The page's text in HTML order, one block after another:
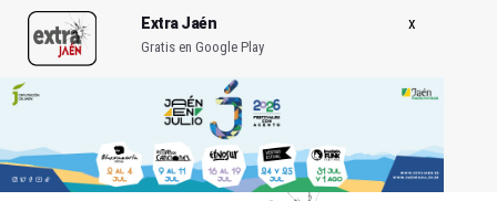
Extra Jaén
Gratis en Google Play